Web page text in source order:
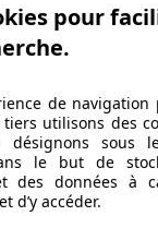
pour
de navigation
utilisons des
désignons sous
le but de
des données à
d’y accéder.